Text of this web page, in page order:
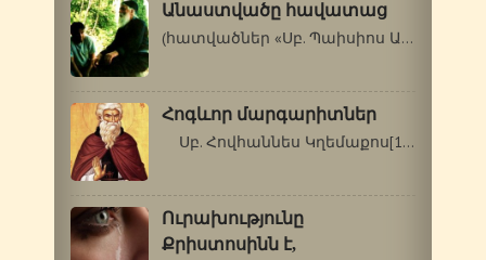
Անաստվածը հավատաց
(հատվածներ «Սբ. Պաիսիոս Աթոսացու…
Հոգևոր մարգարիտներ
Սբ. Հովհաննես Կղեմաքոս[1] Սինայեցի…
Ուրախությունը
Քրիստոսինն է,